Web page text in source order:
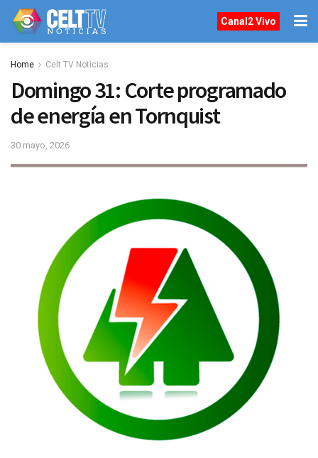
Canal2 Vivo
Home Celt TV Noticias
Domingo 31: Corte programado
de energía en Tornquist
30 mayo, 2026